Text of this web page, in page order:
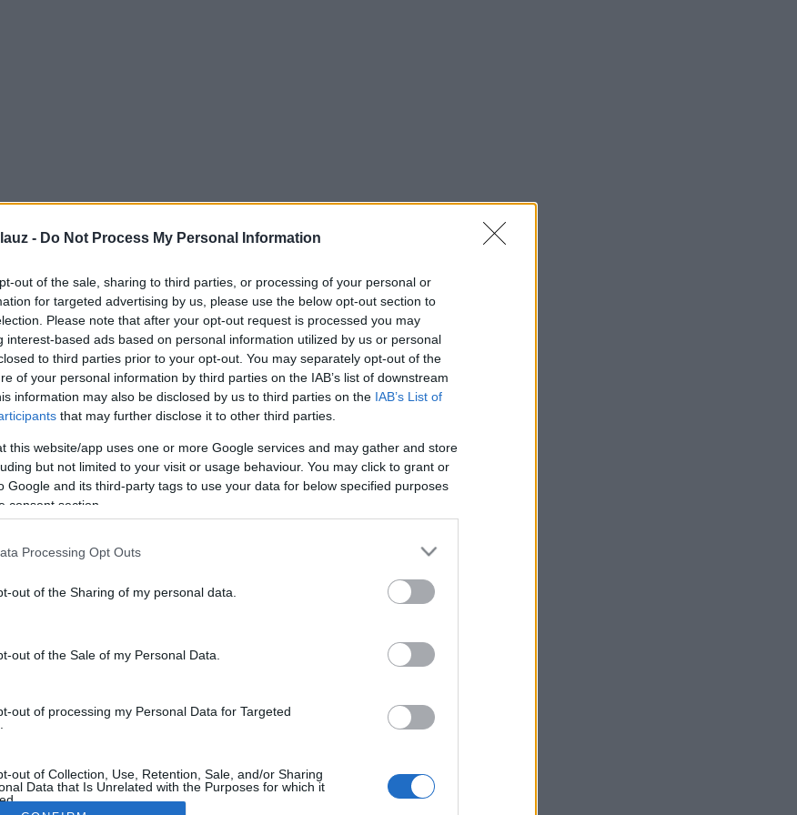
- Do Not Process My Personal Information
out of the sale, sharing to third parties, or processing of your personal or
for targeted advertising by us, please use the below opt-out section to
Please note that after your opt-out request is processed you may
interest-based ads based on personal information utilized by us or personal
to third parties prior to your opt-out. You may separately opt-out of the
of your personal information by third parties on the IAB’s list of downstream
information may also be disclosed by us to third parties on the IAB’s List of
that may further disclose it to other third parties.
this website/app uses one or more Google services and may gather and store
but not limited to your visit or usage behaviour. You may click to grant or
Google and its third-party tags to use your data for below specified purposes
consent section.
Processing Opt Outs
out of the Sharing of my personal data.
out of the Sale of my Personal Data.
out of processing my Personal Data for Targeted
out of Collection, Use, Retention, Sale, and/or Sharing
Data that Is Unrelated with the Purposes for which it